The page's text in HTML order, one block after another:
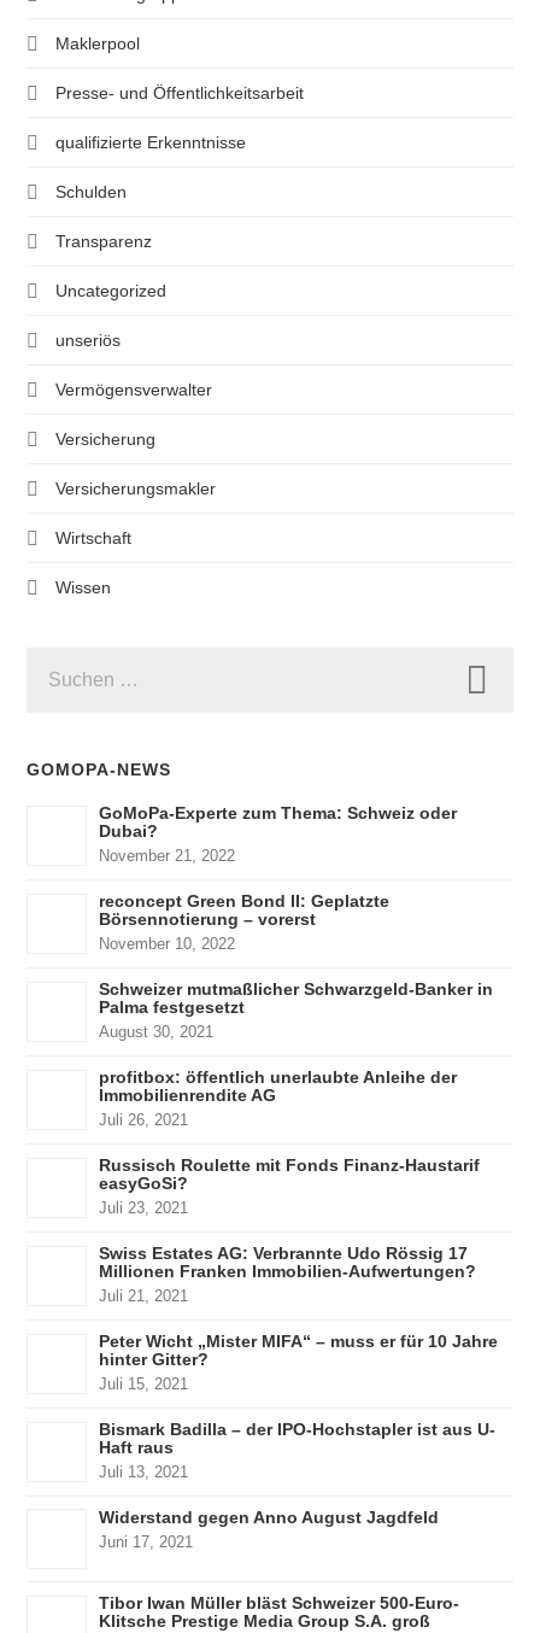
Maklerpool
Presse- und Öffentlichkeitsarbeit
qualifizierte Erkenntnisse
Schulden
Transparenz
Uncategorized
unseriös
Vermögensverwalter
Versicherung
Versicherungsmakler
Wirtschaft
Wissen
NACH:
GOMOPA-NEWS
GoMoPa-Experte zum Thema: Schweiz oder
Dubai?
November 21, 2022
reconcept Green Bond II: Geplatzte
Börsennotierung – vorerst
November 10, 2022
Schweizer mutmaßlicher Schwarzgeld-Banker in
Palma festgesetzt
August 30, 2021
profitbox: öffentlich unerlaubte Anleihe der
Immobilienrendite AG
Juli 26, 2021
Russisch Roulette mit Fonds Finanz-Haustarif
easyGoSi?
Juli 23, 2021
Swiss Estates AG: Verbrannte Udo Rössig 17
Millionen Franken Immobilien-Aufwertungen?
Juli 21, 2021
Peter Wicht „Mister MIFA“ – muss er für 10 Jahre
hinter Gitter?
Juli 15, 2021
Bismark Badilla – der IPO-Hochstapler ist aus U-
Haft raus
Juli 13, 2021
Widerstand gegen Anno August Jagdfeld
Juni 17, 2021
Tibor Iwan Müller bläst Schweizer 500-Euro-
Klitsche Prestige Media Group S.A. groß